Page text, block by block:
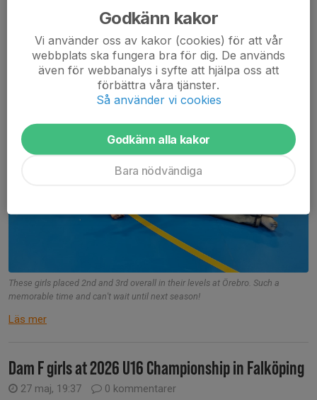
These girls placed 2nd and 3rd overall in their levels at Örebro. Such a
memorable time and can't wait until next season!
Läs mer
Dam F girls at 2026 U16 Championship in Falköping
27 maj, 19:37 0 kommentarer
Godkänn kakor
Vi använder oss av kakor (cookies) för att vår
webbplats ska fungera bra för dig. De används
även för webbanalys i syfte att hjälpa oss att
förbättra våra tjänster.
Så använder vi cookies
Godkänn alla kakor
Bara nödvändiga